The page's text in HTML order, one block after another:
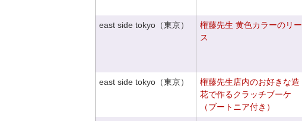
east side tokyo（東京）
権藤先生 黄色カラーのリー
ス
east side tokyo（東京）
権藤先生店内のお好きな造
花で作るクラッチブーケ
（ブートニア付き）